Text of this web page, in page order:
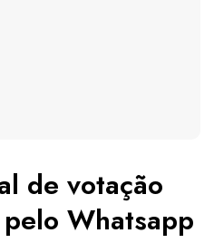
de votação
Whatsapp